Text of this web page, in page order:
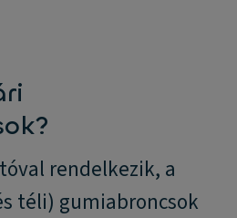
rendelkezik, a
téli) gumiabroncsok